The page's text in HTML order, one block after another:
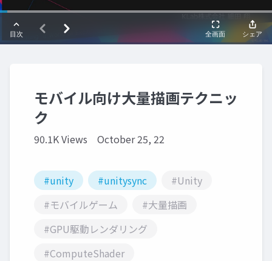
モバイル向け大量描画テクニッ
ク
90.1K Views October 25, 22
#unity #unitysync
#Unity
#モバイルゲーム
#大量描画
#GPU駆動レンダリング
#ComputeShader